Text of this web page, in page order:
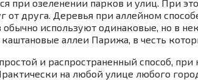
при озеленении парков и улиц. При
от друга. Деревья при аллейном
используют одинаковые, но в
аллеи Парижа, в честь
и распространенный способ,
на любой улице любого